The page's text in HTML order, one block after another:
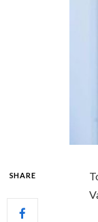
SHARE